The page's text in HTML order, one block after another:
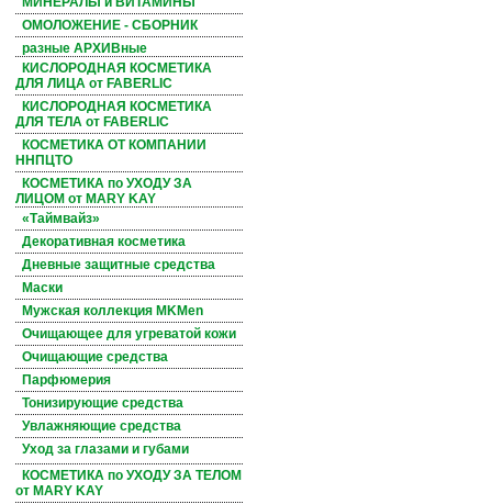
ОМОЛОЖЕНИЕ - СБОРНИК
разные АРХИВные
КИСЛОРОДНАЯ КОСМЕТИКА
ДЛЯ ЛИЦА от FABERLIC
КИСЛОРОДНАЯ КОСМЕТИКА
ДЛЯ ТЕЛА от FABERLIC
КОСМЕТИКА ОТ КОМПАНИИ
ННПЦТО
КОСМЕТИКА по УХОДУ ЗА
ЛИЦОМ от MARY KAY
«Таймвайз»
Декоративная косметика
Дневные защитные средства
Маски
Мужская коллекция MKMen
Очищающее для угреватой кожи
Очищающие средства
Парфюмерия
Тонизирующие средства
Увлажняющие средства
Уход за глазами и губами
КОСМЕТИКА по УХОДУ ЗА ТЕЛОМ
от MARY KAY